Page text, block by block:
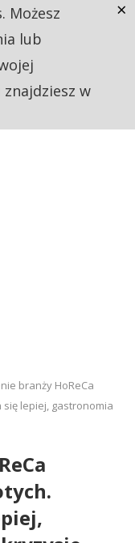
branży HoReCa
się lepiej, gastronomia
Możesz
lub
w
×